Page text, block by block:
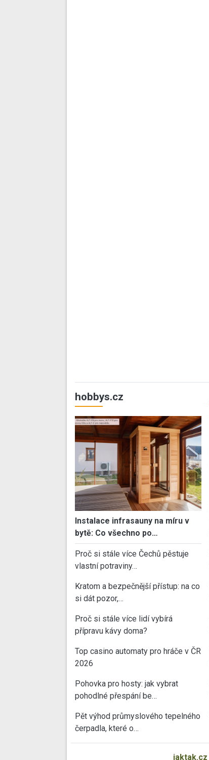
hobbys.cz
Instalace infrasauny na míru v
bytě: Co všechno po…
Proč si stále více Čechů pěstuje
vlastní potraviny…
Kratom a bezpečnější přístup: na co
si dát pozor,…
Proč si stále více lidí vybírá
přípravu kávy doma?
Top casino automaty pro hráče v ČR
2026
Pohovka pro hosty: jak vybrat
pohodlné přespání be…
Pět výhod průmyslového tepelného
čerpadla, které o…
jaktak.cz